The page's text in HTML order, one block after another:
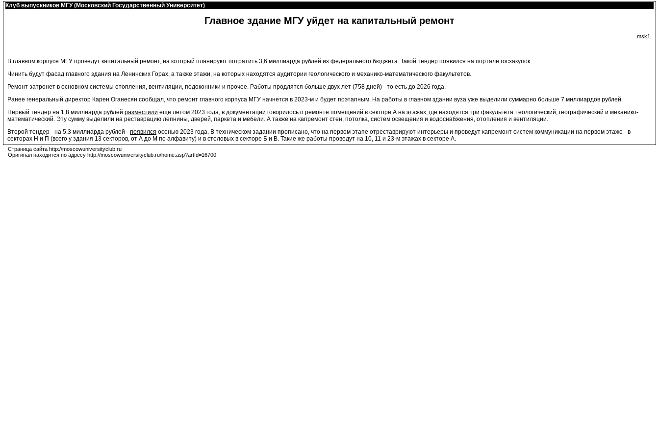
Клуб выпускников МГУ (Московский Государственный Университет)
Главное здание МГУ уйдет на капитальный ремонт
msk1.
В главном корпусе МГУ проведут капитальный ремонт, на который планируют потратить 3,6 миллиарда рублей из федерального бюджета. Такой тендер появился на портале госзакупок.
Чинить будут фасад главного здания на Ленинских Горах, а также этажи, на которых находятся аудитории геологического и механико-математического факультетов.
Ремонт затронет в основном системы отопления, вентиляции, подоконники и прочее. Работы продлятся больше двух лет (758 дней) - то есть до 2026 года.
Ранее генеральный директор Карен Оганесян сообщал, что ремонт главного корпуса МГУ начнется в 2023-м и будет поэтапным. На работы в главном здании вуза уже выделили суммарно больше 7 миллиардов рублей.
Первый тендер на 1,8 миллиарда рублей разместили еще летом 2023 года, в документации говорилось о ремонте помещений в секторе А на этажах, где находятся три факультета: геологический, географический и механико-
математический. Эту сумму выделили на реставрацию лепнины, дверей, паркета и мебели. А также на капремонт стен, потолка, систем освещения и водоснабжения, отопления и вентиляции.
Второй тендер - на 5,3 миллиарда рублей - появился осенью 2023 года. В техническом задании прописано, что на первом этапе отреставрируют интерьеры и проведут капремонт систем коммуникации на первом этаже - в
секторах Н и П (всего у здания 13 секторов, от А до М по алфавиту) и в столовых в секторе Б и В. Такие же работы проведут на 10, 11 и 23-м этажах в секторе А.
Страница сайта http://moscowuniversityclub.ru
Оригинал находится по адресу http://moscowuniversityclub.ru/home.asp?artId=16700